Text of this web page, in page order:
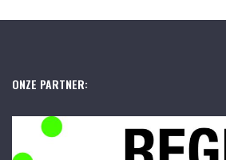
ONZE PARTNER: